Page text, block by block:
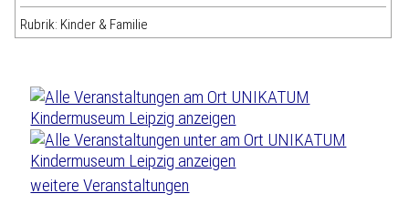
Rubrik: Kinder & Familie
weitere Veranstaltungen